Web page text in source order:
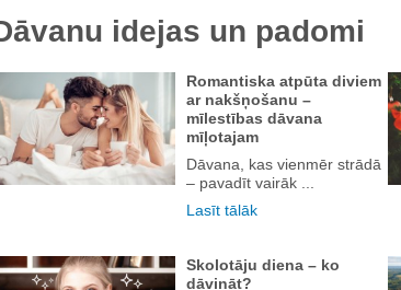
idejas un padomi
Romantiska atpūta diviem
ar nakšņošanu –
mīlestības dāvana
mīļotajam
Dāvana, kas vienmēr strādā
– pavadīt vairāk ...
Lasīt tālāk
Skolotāju diena – ko
dāvināt?